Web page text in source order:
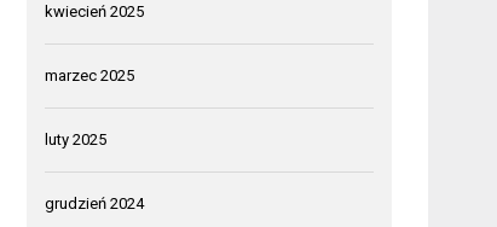
kwiecień 2025
marzec 2025
luty 2025
grudzień 2024